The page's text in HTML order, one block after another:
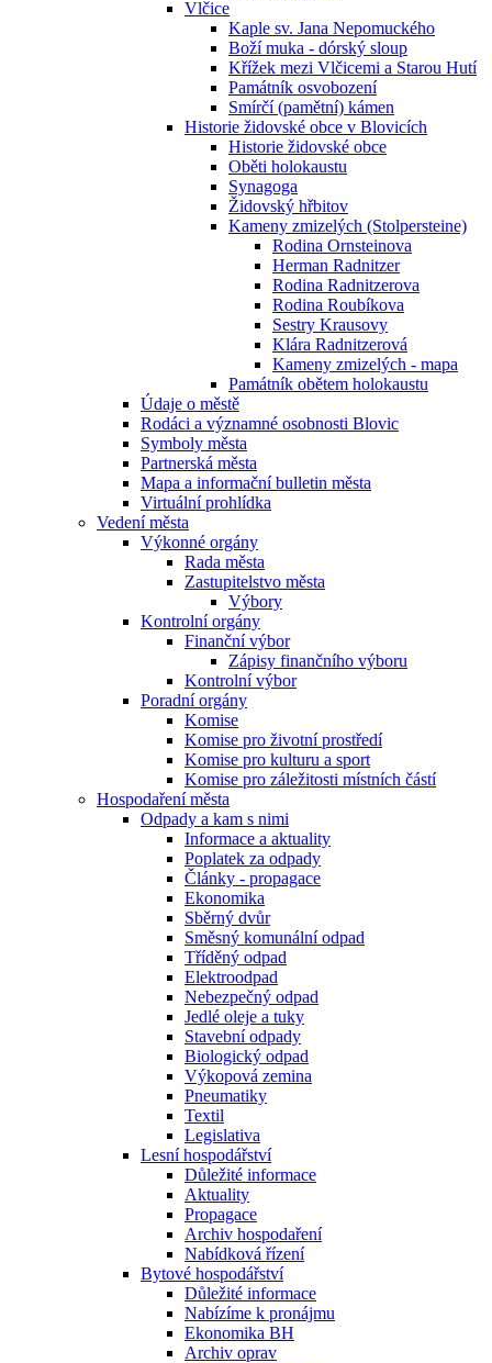
Vlčice
Kaple sv. Jana Nepomuckého
Boží muka - dórský sloup
Křížek mezi Vlčicemi a Starou Hutí
Památník osvobození
Smírčí (pamětní) kámen
Historie židovské obce v Blovicích
Historie židovské obce
Oběti holokaustu
Synagoga
Židovský hřbitov
Kameny zmizelých (Stolpersteine)
Rodina Ornsteinova
Herman Radnitzer
Rodina Radnitzerova
Rodina Roubíkova
Sestry Krausovy
Klára Radnitzerová
Kameny zmizelých - mapa
Památník obětem holokaustu
Údaje o městě
Rodáci a významné osobnosti Blovic
Symboly města
Partnerská města
Mapa a informační bulletin města
Virtuální prohlídka
Vedení města
Výkonné orgány
Rada města
Zastupitelstvo města
Výbory
Kontrolní orgány
Finanční výbor
Zápisy finančního výboru
Kontrolní výbor
Poradní orgány
Komise
Komise pro životní prostředí
Komise pro kulturu a sport
Komise pro záležitosti místních částí
Hospodaření města
Odpady a kam s nimi
Informace a aktuality
Poplatek za odpady
Články - propagace
Ekonomika
Sběrný dvůr
Směsný komunální odpad
Tříděný odpad
Elektroodpad
Nebezpečný odpad
Jedlé oleje a tuky
Stavební odpady
Biologický odpad
Výkopová zemina
Pneumatiky
Textil
Legislativa
Lesní hospodářství
Důležité informace
Aktuality
Propagace
Archiv hospodaření
Nabídková řízení
Bytové hospodářství
Důležité informace
Nabízíme k pronájmu
Ekonomika BH
Archiv oprav